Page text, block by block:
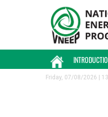
Friday, 07/08/2026 |